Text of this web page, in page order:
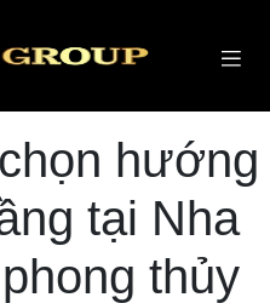
hướng
tại Nha
thủy